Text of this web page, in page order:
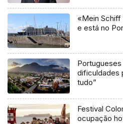
«Mein Schiff
e está no
Portugueses
dificuldades
tudo”
Festival
ocupação